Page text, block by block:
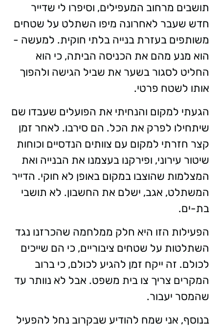
תושבים מרחוב המעפילים, וסיפרו לי שדייר
חדש שעבר לאחרונה מיפו השתלט על שטחים
משותפים בעזרת בנייה בלתי חוקית. למעשה -
הוא מנע מהם את הכניסה הביתה, כי הוא
החליט לסגור בשער את שביל הגישה ולהפוך
אותו לשטח פרטי.
הגעתי למקום והנחיתי את הפועלים שעבדו שם
שיתחילו לפרק את הכל. הם סירבו. לאחר זמן
קצר חזרתי למקום עם צוותים הנדסיים וכוחות
שיטור עירוני, ופירקנו בעצמנו את הבנייה ואת
המצלמות שהוצבו במקום באופן לא חוקי. הדייר
המשתלט, אגב, ישלם את החשבון. לא תושבי
בת-ים.
הפעילות הזו היא חלק ממלחמה שהכרזנו נגד
השתלטות על שטחים ציבוריים, כי הם שייכים
לכולם. זה ייקח זמן להגיע לכולם, כי ברוב
המקרים צריך צו בית משפט. אבל לא נוותר עד
שהמסר יעבור.
בנוסף, אני שמח להודיע שבקרוב נחל להפעיל